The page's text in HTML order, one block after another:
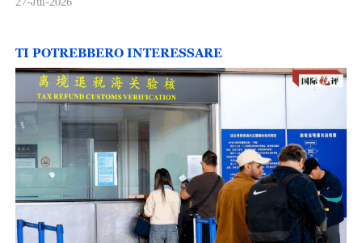
TI POTREBBERO INTERESSARE